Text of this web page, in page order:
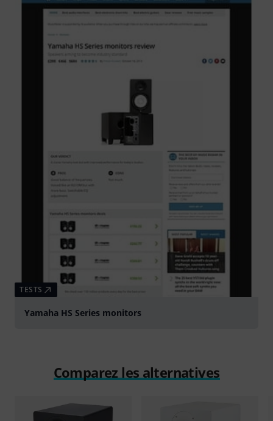
TESTS
Yamaha HS Series monitors
Comparez les alternatives